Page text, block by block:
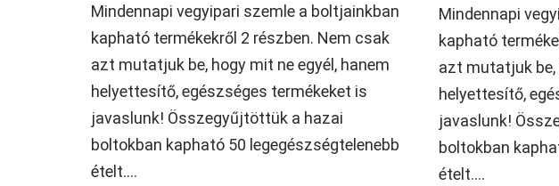
Mindennapi vegyipari szemle a boltjainkban
kapható termékekről 2 részben. Nem csak
azt mutatjuk be, hogy mit ne egyél, hanem
helyettesítő, egészséges termékeket is
javaslunk! Összegyűjtöttük a hazai
boltokban kapható 50 legegészségtelenebb
ételt....
Mindennapi
kapható
azt mutatjuk be,
helyettesítő,
javaslunk!
boltokban
ételt....